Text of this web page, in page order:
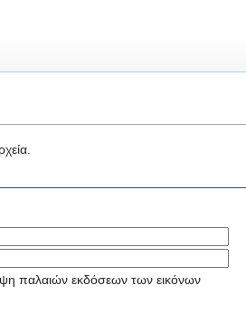
παλαιών εκδόσεων των εικόνων